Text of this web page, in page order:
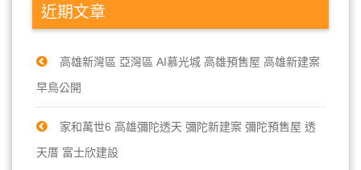
近期文章
高雄新灣區 亞灣區 AI慕光城 高雄預售屋 高雄新建案
早鳥公開
家和萬世6 高雄彌陀透天 彌陀新建案 彌陀預售屋 透
天厝 富士欣建設